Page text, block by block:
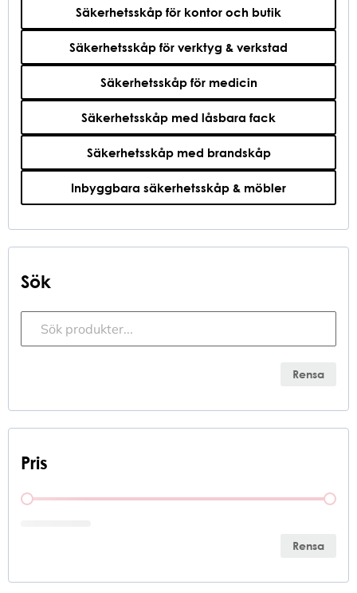
Säkerhetsskåp för kontor och butik
Säkerhetsskåp för verktyg & verkstad
Säkerhetsskåp för medicin
Säkerhetsskåp med låsbara fack
Säkerhetsskåp med brandskåp
Inbyggbara säkerhetsskåp & möbler
Sök
Sökfunktion
Search content
Rensa
Pris
Pris
Rensa